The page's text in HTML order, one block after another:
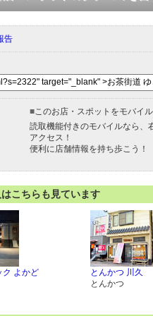
告
■ このお店・スポットをモバイ
読取機能付きのモバイルなら、
アクセス！
便利に店舗情報を持ち歩こう！
こちらも見ています
ク よかど
とんかつ 川久
とんかつ